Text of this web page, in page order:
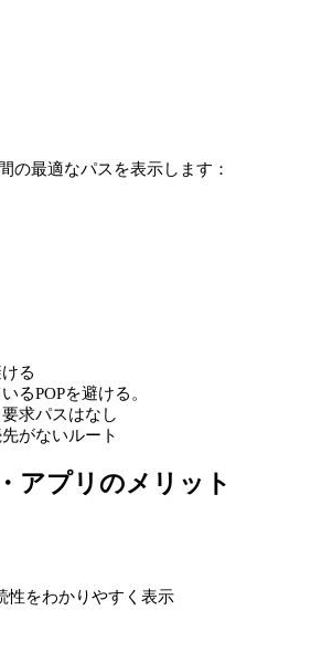
の最適なパスを表示します：
る
るPOPを避ける。
求パスはなし
がないルート
アプリのメリット
性をわかりやすく表示